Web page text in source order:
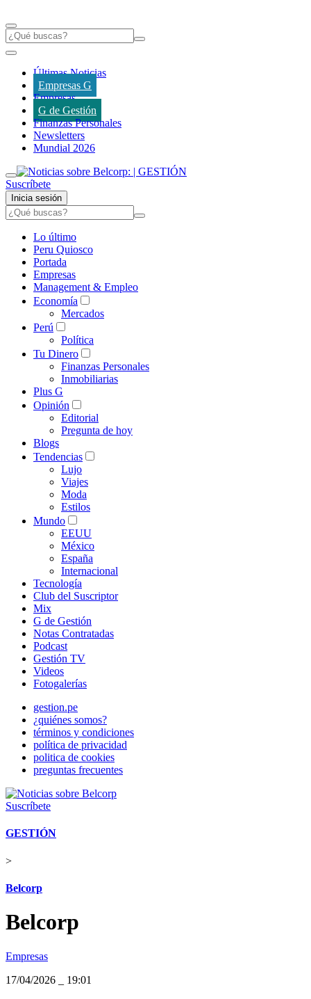
Últimas Noticias
Empresas G
Empresas
G de Gestión
Finanzas Personales
Newsletters
Mundial 2026
Suscríbete
Inicia sesión
Lo último
Peru Quiosco
Portada
Empresas
Management & Empleo
Economía
Mercados
Perú
Política
Tu Dinero
Finanzas Personales
Inmobiliarias
Plus G
Opinión
Editorial
Pregunta de hoy
Blogs
Tendencias
Lujo
Viajes
Moda
Estilos
Mundo
EEUU
México
España
Internacional
Tecnología
Club del Suscriptor
Mix
G de Gestión
Notas Contratadas
Podcast
Gestión TV
Videos
Fotogalerías
gestion.pe
¿quiénes somos?
términos y condiciones
política de privacidad
politica de cookies
preguntas frecuentes
Suscríbete
GESTIÓN
>
Belcorp
Belcorp
Empresas
17/04/2026
19:01